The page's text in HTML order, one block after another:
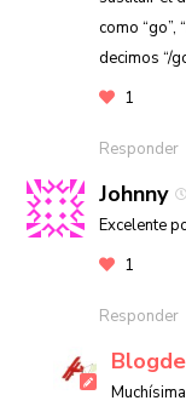
como “go”,
decimos “/
1
Responder
Johnny
Excelente
1
Responder